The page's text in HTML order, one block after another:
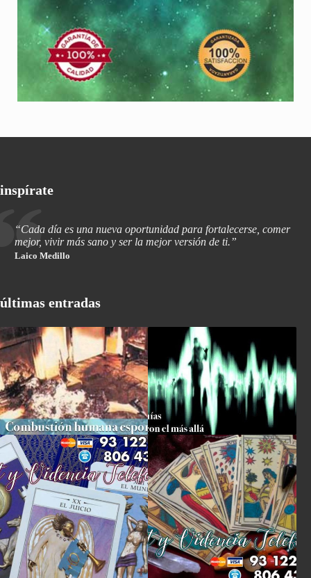
inspírate
“Cada día es una nueva oportunidad para fortalecerse, comer
mejor, vivir más sano y ser la mejor versión de ti.”
Laico Medillo
últimas entradas